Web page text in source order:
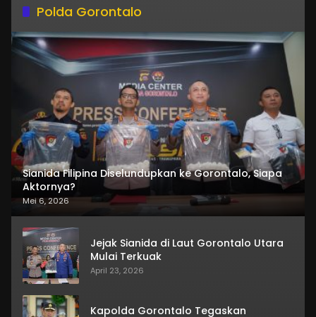
Polda Gorontalo
Sianida Filipina Diselundupkan ke Gorontalo, Siapa
Aktornya?
Mei 6, 2026
Jejak Sianida di Laut Gorontalo Utara
Mulai Terkuak
April 23, 2026
Kapolda Gorontalo Tegaskan